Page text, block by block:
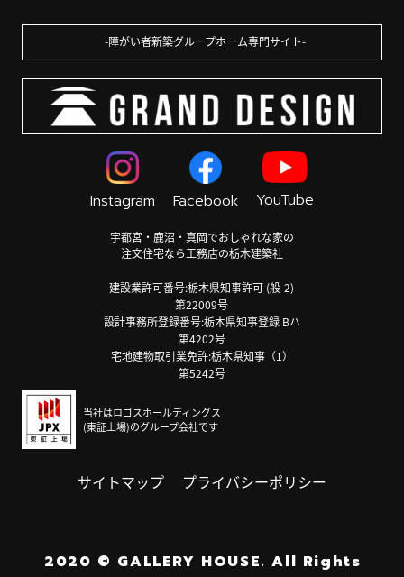
障がい者新築グループホーム専門サイト
Instagram Facebook YouTube
宇都宮・鹿沼・真岡でおしゃれな家の
注文住宅なら工務店の栃木建築社
建設業許可番号:栃木県知事許可 (般-2)
第22009号
設計事務所登録番号:栃木県知事登録 Bハ
第4202号
宅地建物取引業免許:栃木県知事（1）
第5242号
当社はロゴスホールディングス
(東証上場)のグループ会社です
サイトマップ プライバシーポリシー
2020 © GALLERY HOUSE. All Rights